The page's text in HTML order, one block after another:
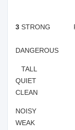
3 STRONG
TALL
NOISY